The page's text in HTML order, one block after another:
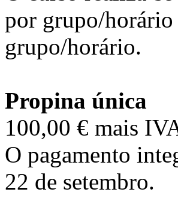
por grupo/
grupo/horário.
Propina única
100,00 € mais
O pagamento
22 de setembro.